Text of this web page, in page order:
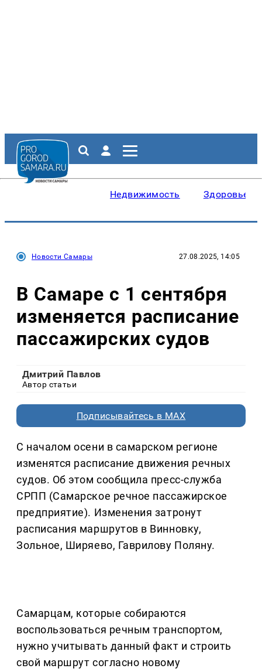
Недвижимость Здоровье
Новости Самары 27.08.2025, 14:05
В Самаре с 1 сентября
изменяется расписание
пассажирских судов
Дмитрий Павлов
Автор статьи
Подписывайтесь в MAX
С началом осени в самарском регионе
изменятся расписание движения речных
судов. Об этом сообщила пресс-служба
СРПП (Самарское речное пассажирское
предприятие). Изменения затронут
расписания маршрутов в Винновку,
Зольное, Ширяево, Гаврилову Поляну.
Самарцам, которые собираются
воспользоваться речным транспортом,
нужно учитывать данный факт и строить
свой маршрут согласно новому